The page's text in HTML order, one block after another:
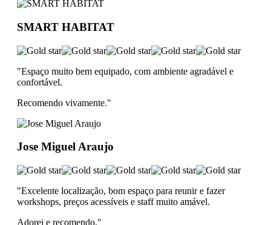
SMART HABITAT
"Espaço muito bem equipado, com ambiente agradável e
confortável.
Recomendo vivamente."
Jose Miguel Araujo
"Excelente localização, bom espaço para reunir e fazer
workshops, preços acessíveis e staff muito amável.
Adorei e recomendo."